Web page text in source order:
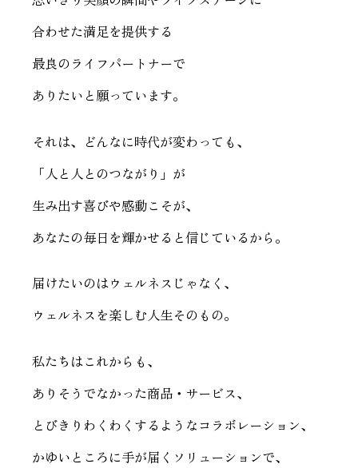
合わせた満足を提供する
最良のライフパートナーで
ありたいと願っています。
それは、どんなに時代が変わっても、
「人と人とのつながり」が
生み出す喜びや感動こそが、
あなたの毎日を輝かせると信じているから。
届けたいのはウェルネスじゃなく、
ウェルネスを楽しむ人生そのもの。
私たちはこれからも、
ありそうでなかった商品・サービス、
とびきりわくわくするようなコラボレーション、
かゆいところに手が届くソリューションで、